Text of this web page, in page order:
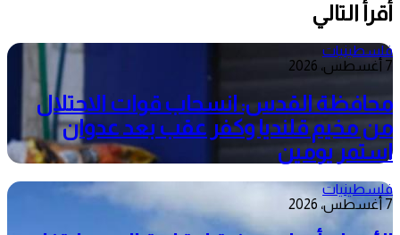
أقرأ التالي
فلسطينيات
7 أغسطس، 2026
محافظة القدس: انسحاب قوات الاحتلال
من مخيم قلنديا وكفر عقب بعد عدوان
استمر يومين
فلسطينيات
7 أغسطس، 2026